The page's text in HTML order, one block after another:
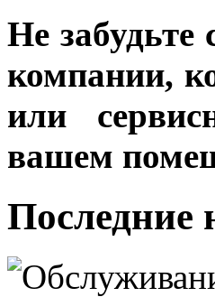
Не
компании,
или
вашем
Последние